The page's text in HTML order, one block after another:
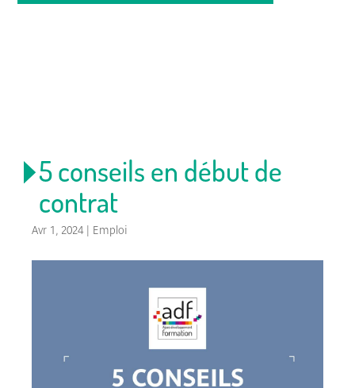
5 conseils en début de
contrat
Avr 1, 2024| Emploi